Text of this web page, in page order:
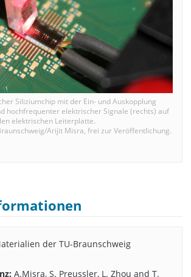
Siliziumchip mit der Ein- und Auskopplung
hochfrequenter elektrischer Signale (rechts) auf
elektrischen Leiterplatte.
Arijit Misra, frei zur Veröffentlichung.
der TU-Braunschweig
A.Misra, S. Preussler, L. Zhou and T.